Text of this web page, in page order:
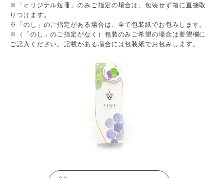
※「オリジナル短冊」のみご指定の場合は、包装せず箱に直接取
りつけます。
※「のし」のご指定がある場合は、全て包装紙でお包みします。
※（「のし」のご指定がなく）包装のみご希望の場合は要望欄に
ご記入ください。記載がある場合には包装紙でお包みします。